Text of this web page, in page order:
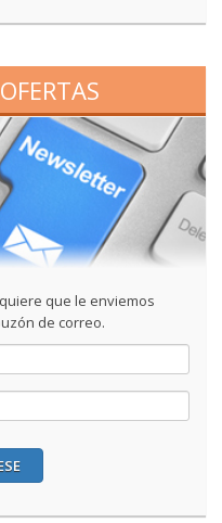
que le enviemos
de correo.